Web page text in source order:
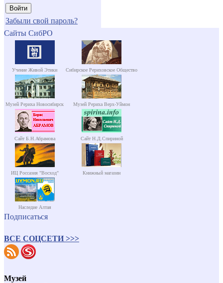
Забыли свой пароль?
Сайты СибРО
Учение Живой Этики Сибирское Рериховское Общество
Музей Рериха Новосибирск Музей Рериха Верх-Уймон
Сайт Б.Н.Абрамова Сайт Н.Д.Спириной
ИЦ Россазия "Восход" Книжный магазин
Наследие Алтая
Подписаться
ВСЕ СОЦСЕТИ >>>
Музей